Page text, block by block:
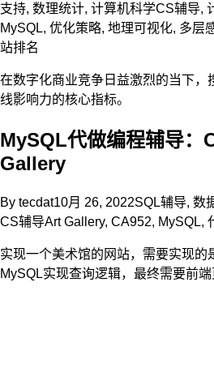
支持, 数理统计, 计算机科学CS辅导,
MySQL, 优化策略, 地理可视化, 多层
站排名
在数字化商业竞争日益激烈的当下，
线影响力的核心指标。
MySQL代做编程辅导：
Gallery
By tecdat10月 26, 2022SQL辅导, 数
CS辅导Art Gallery, CA952, MySQL,
实现一个美术馆的网站，需要实现的
MySQL实现查询逻辑，最终需要前端